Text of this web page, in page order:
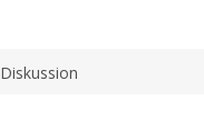
Diskussion